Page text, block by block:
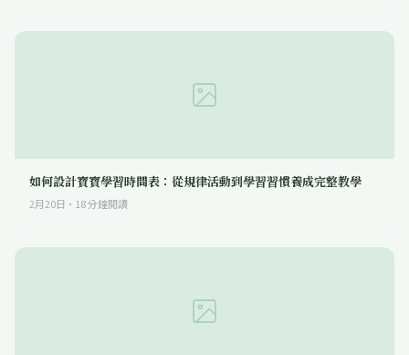
如何設計寶寶學習時間表：從規律活動到學習習慣養成完整教學
2月20日 · 18分鐘閱讀